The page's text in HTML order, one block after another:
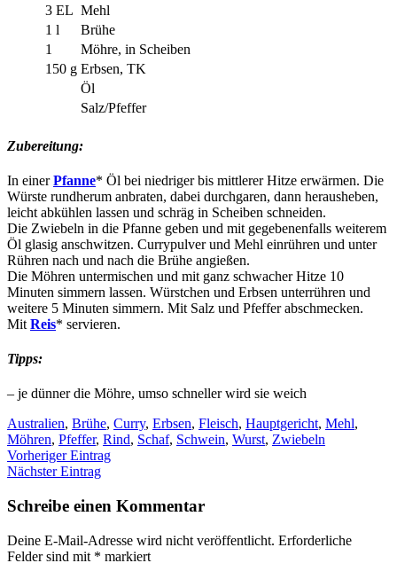
3 EL Mehl
1 l
Brühe
1
Möhre, in Scheiben
150 g Erbsen, TK
Öl
Salz/Pfeffer
Zubereitung:
In einerPfanne* Öl bei niedriger bis mittlerer Hitze erwärmen. Die
Würste rundherum anbraten, dabei durchgaren, dann herausheben,
leicht abkühlen lassen und schräg in Scheiben schneiden.
Die Zwiebeln in die Pfanne geben und mit gegebenenfalls weiterem
Öl glasig anschwitzen. Currypulver und Mehl einrühren und unter
Rühren nach und nach die Brühe angießen.
Die Möhren untermischen und mit ganz schwacher Hitze 10
Minuten simmern lassen. Würstchen und Erbsen unterrühren und
weitere 5 Minuten simmern. Mit Salz und Pfeffer abschmecken.
Mit Reis* servieren.
Tipps:
– je dünner die Möhre, umso schneller wird sie weich
Australien, Brühe, Curry, Erbsen, Fleisch, Hauptgericht, Mehl,
Möhren, Pfeffer, Rind, Schaf, Schwein, Wurst, Zwiebeln
Vorheriger Eintrag
Nächster Eintrag
Schreibe einen Kommentar
Deine E-Mail-Adresse wird nicht veröffentlicht. Erforderliche
Felder sind mit * markiert